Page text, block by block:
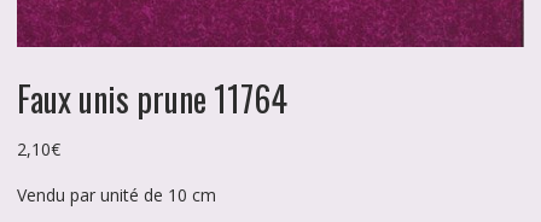
Faux unis prune 11764
2,10€
Vendu par unité de 10 cm